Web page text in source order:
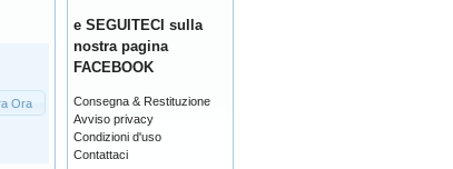
Ora
e SEGUITECI sulla
nostra pagina
FACEBOOK
Consegna & Restituzione
Avviso privacy
Condizioni d'uso
Contattaci